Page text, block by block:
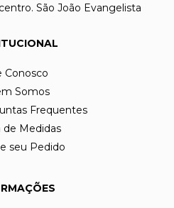
São João Evangelista
Conosco
Somos
Frequentes
de Medidas
seu Pedido